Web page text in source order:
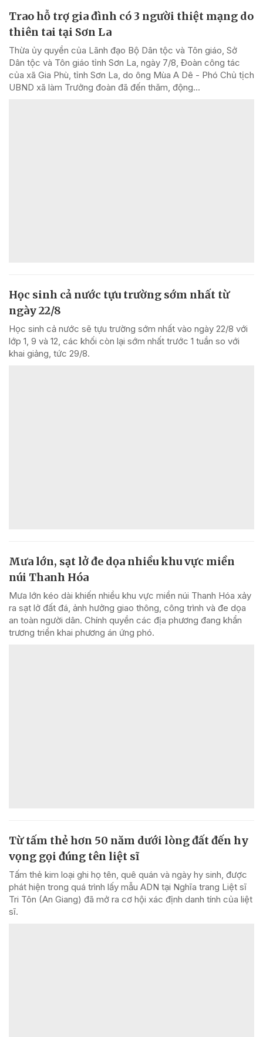
Trao hỗ trợ gia đình có 3 người thiệt mạng do
thiên tai tại Sơn La
Thừa ủy quyền của Lãnh đạo Bộ Dân tộc và Tôn giáo, Sở
Dân tộc và Tôn giáo tỉnh Sơn La, ngày 7/8, Đoàn công tác
của xã Gia Phù, tỉnh Sơn La, do ông Mùa A Dê - Phó Chủ tịch
UBND xã làm Trưởng đoàn đã đến thăm, động...
Học sinh cả nước tựu trường sớm nhất từ
ngày 22/8
Học sinh cả nước sẽ tựu trường sớm nhất vào ngày 22/8 với
lớp 1, 9 và 12, các khối còn lại sớm nhất trước 1 tuần so với
khai giảng, tức 29/8.
Mưa lớn, sạt lở đe dọa nhiều khu vực miền
núi Thanh Hóa
Mưa lớn kéo dài khiến nhiều khu vực miền núi Thanh Hóa xảy
ra sạt lở đất đá, ảnh hưởng giao thông, công trình và đe dọa
an toàn người dân. Chính quyền các địa phương đang khẩn
trương triển khai phương án ứng phó.
Từ tấm thẻ hơn 50 năm dưới lòng đất đến hy
vọng gọi đúng tên liệt sĩ
Tấm thẻ kim loại ghi họ tên, quê quán và ngày hy sinh, được
phát hiện trong quá trình lấy mẫu ADN tại Nghĩa trang Liệt sĩ
Tri Tôn (An Giang) đã mở ra cơ hội xác định danh tính của liệt
sĩ.